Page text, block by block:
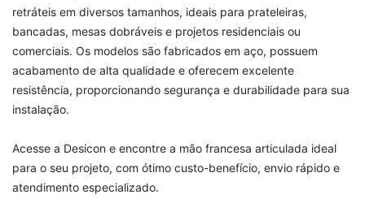
retráteis em diversos tamanhos, ideais para prateleiras,
bancadas, mesas dobráveis e projetos residenciais ou
comerciais. Os modelos são fabricados em aço, possuem
acabamento de alta qualidade e oferecem excelente
resistência, proporcionando segurança e durabilidade para sua
instalação.
Acesse a Desicon e encontre a mão francesa articulada ideal
para o seu projeto, com ótimo custo-benefício, envio rápido e
atendimento especializado.